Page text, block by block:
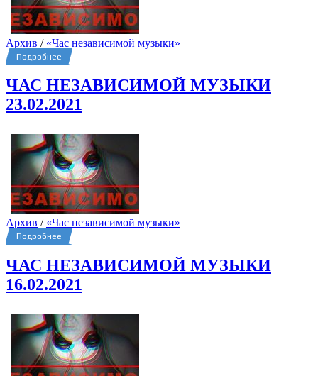
Архив / «Час независимой музыки»
Подробнее
ЧАС НЕЗАВИСИМОЙ МУЗЫКИ
23.02.2021
Архив / «Час независимой музыки»
Подробнее
ЧАС НЕЗАВИСИМОЙ МУЗЫКИ
16.02.2021